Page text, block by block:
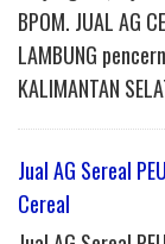
BPOM. JUAL AG
LAMBUNG
KALIMANTAN
Jual AG Sereal
Cereal